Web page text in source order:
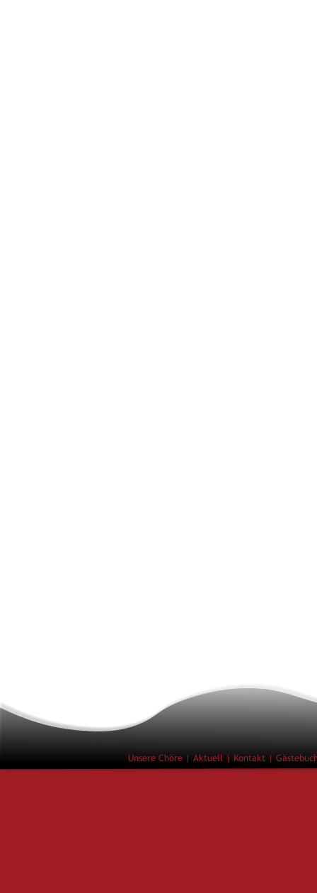
Unsere Chöre | Aktuell | Kontakt |